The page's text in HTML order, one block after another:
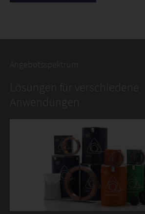
Angebotsspektrum
Lösungen für verschiedene
Anwendungen